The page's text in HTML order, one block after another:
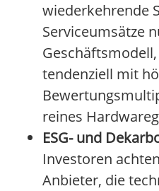
wiederkehrende
Serviceumsätze
tendenziell mit
reines
ESG- und
Investoren
Anbieter, die